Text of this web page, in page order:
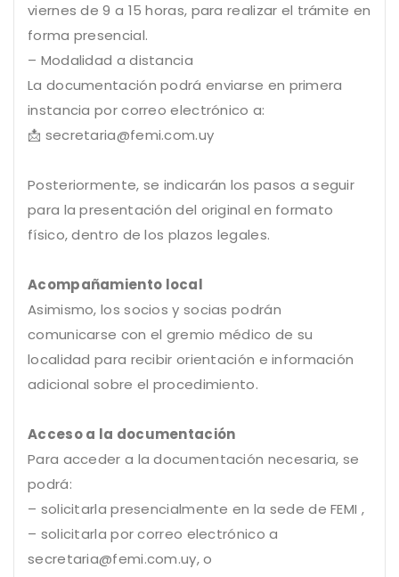
viernes de 9 a 15 horas, para realizar el trámite en
forma presencial.
– Modalidad a distancia
La documentación podrá enviarse en primera
instancia por correo electrónico a:
📩 secretaria@femi.com.uy
Posteriormente, se indicarán los pasos a seguir
para la presentación del original en formato
físico, dentro de los plazos legales.
Acompañamiento local
Asimismo, los socios y socias podrán
comunicarse con el gremio médico de su
localidad para recibir orientación e información
adicional sobre el procedimiento.
Acceso a la documentación
Para acceder a la documentación necesaria, se
podrá:
– solicitarla presencialmente en la sede de FEMI ,
– solicitarla por correo electrónico a
secretaria@femi.com.uy, o